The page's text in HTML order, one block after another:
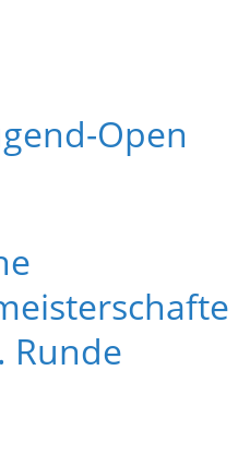
Open
Runde